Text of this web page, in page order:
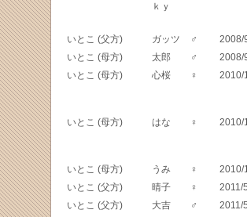
ｋｙ
いとこ (父方) ガッツ ♂ 2008/
いとこ (母方) 太郎 ♂ 2008/
いとこ (母方) 心桜 ♀ 2010/
いとこ (母方) はな ♀ 2010/
いとこ (母方) うみ ♀ 2010/
いとこ (父方) 晴子 ♀ 2011/
いとこ (父方) 大吉 ♂ 2011/